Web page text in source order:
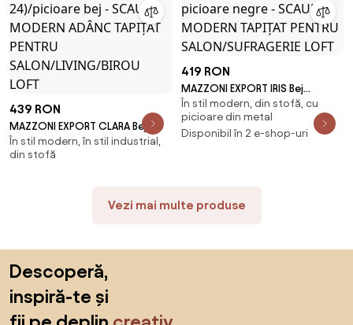
439 RON
MAZZONI EXPORT CLARA Bej
(material Basel 24)/picioare bej
- SCAUN MODERN ADÂNC
În stil modern, în stil industrial,
din stofă
419 RON
MAZZONI EXPORT IRIS Bej
(material Juto 4) / picioare
negre - SCAUN MODERN TAPIȚAT
PENTRU SALON/SUFRAGERIE LOFT
În stil modern, din stofă, cu
picioare din metal
Disponibil în 2 e-shop-uri
Vezi mai multe produse
Descoperă,
inspiră-te și